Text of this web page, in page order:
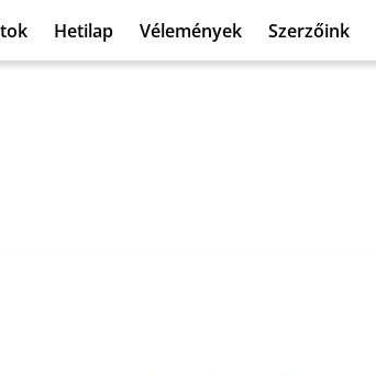
Hetilap Vélemények Szerzőink